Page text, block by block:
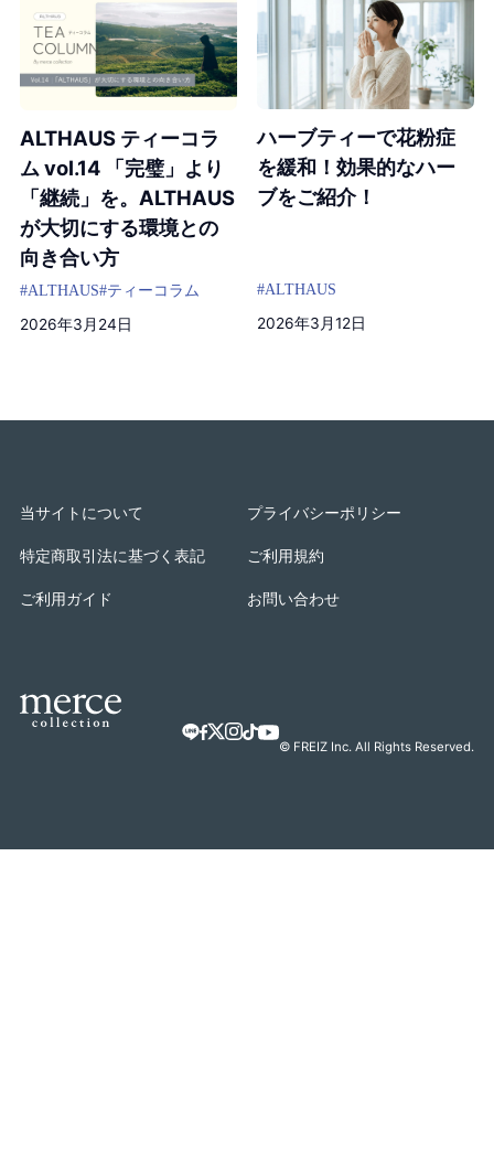
ALTHAUS ティーコラ
ム vol.14 「完璧」より
「継続」を。ALTHAUS
が大切にする環境との
向き合い方
#ALTHAUS#ティーコラム
2026年3月24日
ハーブティーで花粉症
を緩和！効果的なハー
ブをご紹介！
#ALTHAUS
2026年3月12日
当サイトについて プライバシーポリシー
特定商取引法に基づく表記 ご利用規約
ご利用ガイド お問い合わせ
© FREIZ Inc. All Rights Reserved.